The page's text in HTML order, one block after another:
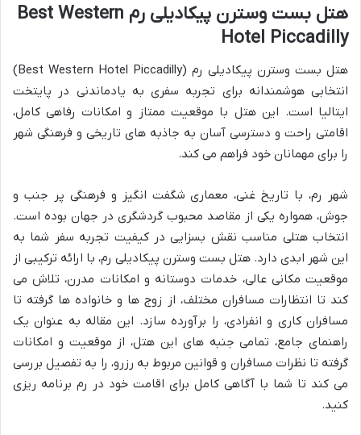
هتل بست وسترن پیکادیلی رم Best Western
Hotel Piccadilly
هتل بست وسترن پیکادیلی رم (Best Western Hotel Piccadilly)
انتخابی هوشمندانه برای تجربه سفری به یادماندنی در پایتخت
ایتالیا است. این هتل با موقعیت ممتاز و امکانات رفاهی کامل،
اقامتی راحت و دسترسی آسان به جاذبه های تاریخی و فرهنگی شهر
را برای مهمانان خود فراهم می کند.
شهر رم، با تاریخ غنی، معماری شگفت انگیز و فرهنگی پر جنب و
جوش، همواره یکی از مقاصد محبوب گردشگری در جهان بوده است.
انتخاب هتلی مناسب نقش بسزایی در کیفیت تجربه سفر شما به
این شهر ابدی دارد. هتل بست وسترن پیکادیلی رم، با ارائه ترکیبی از
موقعیت مکانی عالی، خدمات دوستانه و امکانات مدرن، تلاش می
کند تا انتظارات مسافران مختلف، از زوج ها و خانواده ها گرفته تا
مسافران کاری و انفرادی، را برآورده سازد. این مقاله به عنوان یک
راهنمای جامع، تمامی جنبه های این هتل، از موقعیت و امکانات
گرفته تا نظرات مسافران و قوانین مربوط به رزرو، را به تفصیل بررسی
می کند تا شما با آگاهی کامل برای اقامت خود در رم برنامه ریزی
کنید.